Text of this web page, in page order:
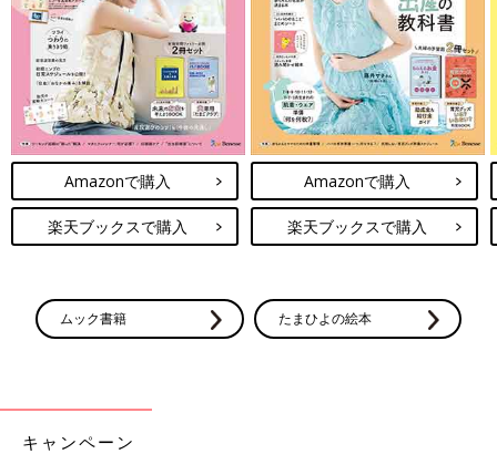
Amazonで購入
楽天ブックスで購入
Amazonで購入
楽天ブックスで購入
ムック書籍 たまひよの絵本
キャンペーン